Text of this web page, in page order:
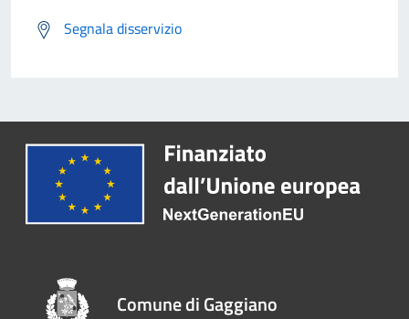
Segnala disservizio
Comune di Gaggiano